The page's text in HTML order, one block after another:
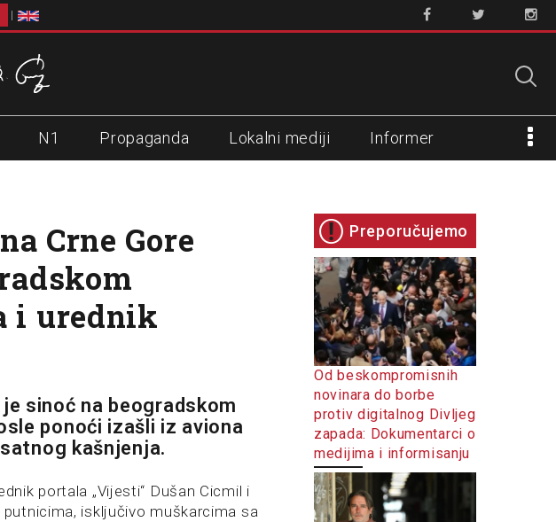
N1 Propaganda Lokalni mediji Informer
Crne Gore
i urednik
sinoć na beogradskom
ponoći izašli iz aviona
kašnjenja.
portala „Vijesti“ Dušan Cicmil i
isključivo muškarcima sa
Preporučujemo
Od beskompromisnih
novinara do borbe
protiv digitalnog Divljeg
zapada: Dokumentarci o
medijima i informisanju